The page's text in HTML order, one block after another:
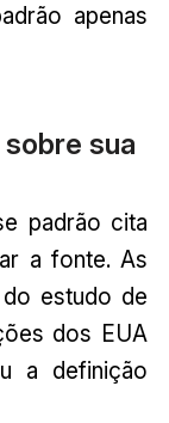
apenas
sua
padrão cita
a fonte. As
estudo de
dos EUA
a definição